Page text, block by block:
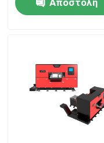
Περίπου εμείς
Γύρος εργοστασίων